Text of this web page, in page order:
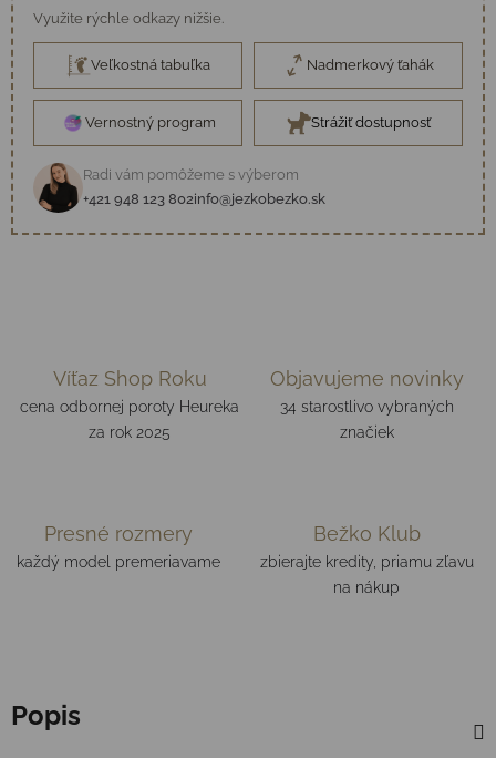
Využite rýchle odkazy nižšie.
Veľkostná tabuľka Nadmerkový ťahák
Vernostný program Strážiť dostupnosť
Radi vám pomôžeme s výberom
+421 948 123 802info@jezkobezko.sk
Víťaz Shop Roku
cena odbornej poroty Heureka
za rok 2025
Objavujeme novinky
34 starostlivo vybraných
značiek
Presné rozmery
každý model premeriavame
Bežko Klub
zbierajte kredity, priamu zľavu
na nákup
Popis